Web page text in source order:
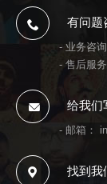
有问题
- 业务咨询
- 售后服务
给我们
- 邮箱：
找到我